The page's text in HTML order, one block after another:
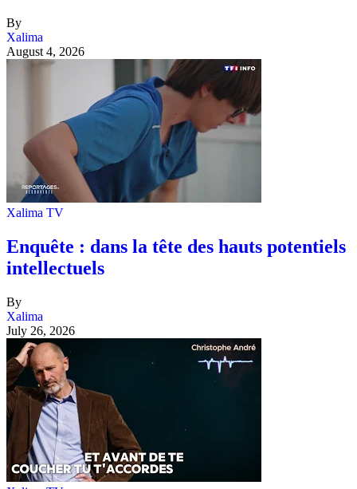
By
Xalima
August 4, 2026
Xalima TV
Enquête : dans la tête des hauts potentiels
intellectuels
By
Xalima
July 26, 2026